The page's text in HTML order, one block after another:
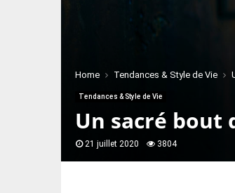
Home Tendances & Style de Vie
Tendances & Style de Vie
Un sacré bout
21 juillet 2020 3804